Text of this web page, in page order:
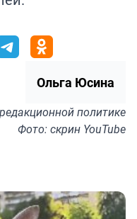
Ольга Юсина
редакционной политике
Фото: скрин YouTube